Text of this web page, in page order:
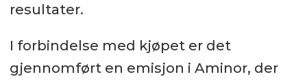
resultater.
I forbindelse med kjøpet er det
gjennomført en emisjon i Aminor, der